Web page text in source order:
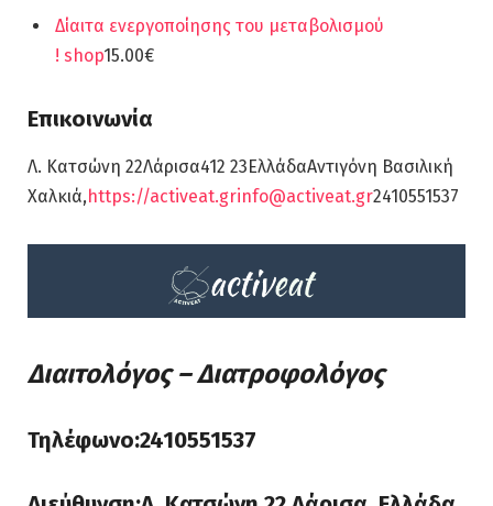
Δίαιτα ενεργοποίησης του μεταβολισμού
! shop15.00€
Επικοινωνία
Λ. Κατσώνη 22Λάρισα412 23ΕλλάδαΑντιγόνη Βασιλική
Χαλκιά, https://activeat.grinfo@activeat.gr2410551537
Διαιτολόγος – Διατροφολόγος
Τηλέφωνο:2410551537